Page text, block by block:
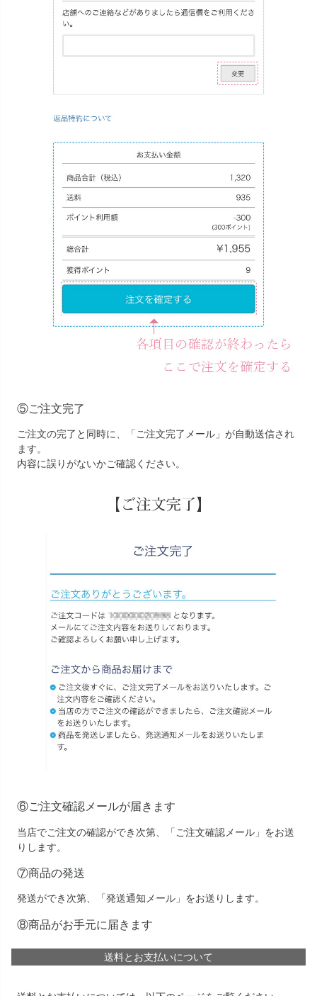
⑤ご注文完了
ご注文の完了と同時に、「ご注文完了メール」が自動送信され
ます。
内容に誤りがないかご確認ください。
⑥ご注文確認メールが届きます
当店でご注文の確認ができ次第、「ご注文確認メール」をお送
りします。
⑦商品の発送
発送ができ次第、「発送通知メール」をお送りします。
⑧商品がお手元に届きます
送料とお支払いについて